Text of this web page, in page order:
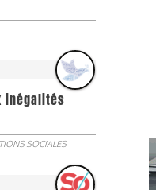
inégalités
SOCIALES